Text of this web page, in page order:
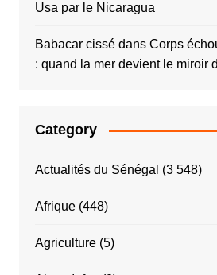
Usa par le Nicaragua
Babacar cissédans Corps
: quand la mer devient le miroir
Category
Actualités du Sénégal (3 548)
Afrique(448)
Agriculture(5)